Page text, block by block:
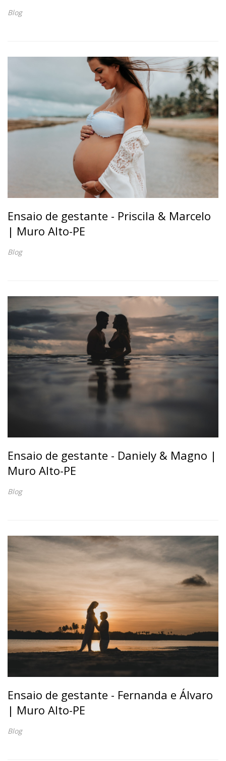
Blog
Ensaio de gestante - Priscila & Marcelo
| Muro Alto-PE
Blog
Ensaio de gestante - Daniely & Magno |
Muro Alto-PE
Blog
Ensaio de gestante - Fernanda e Álvaro
| Muro Alto-PE
Blog